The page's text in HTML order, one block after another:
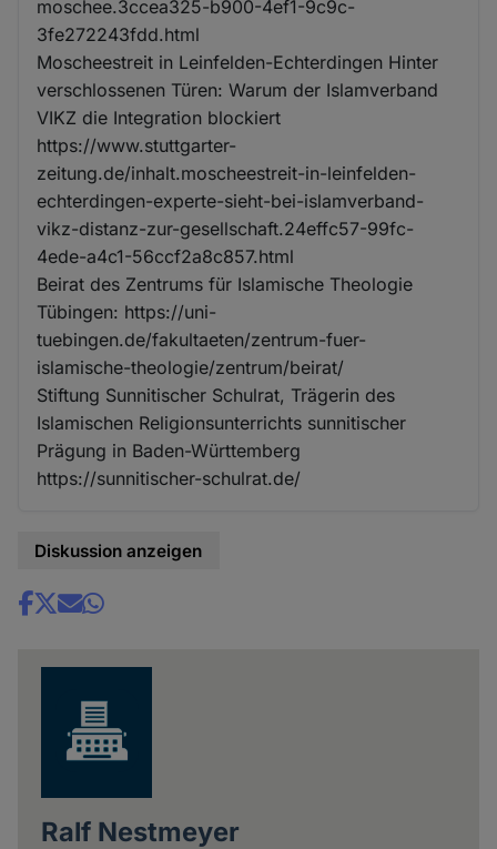
moschee.3ccea325-b900-4ef1-9c9c-
3fe272243fdd.html
Moscheestreit in Leinfelden-Echterdingen Hinter
verschlossenen Türen: Warum der Islamverband
VIKZ die Integration blockiert
https://www.stuttgarter-
zeitung.de/inhalt.moscheestreit-in-leinfelden-
echterdingen-experte-sieht-bei-islamverband-
vikz-distanz-zur-gesellschaft.24effc57-99fc-
4ede-a4c1-56ccf2a8c857.html
Beirat des Zentrums für Islamische Theologie
Tübingen: https://uni-
tuebingen.de/fakultaeten/zentrum-fuer-
islamische-theologie/zentrum/beirat/
Stiftung Sunnitischer Schulrat, Trägerin des
Islamischen Religionsunterrichts sunnitischer
Prägung in Baden-Württemberg
https://sunnitischer-schulrat.de/
Diskussion anzeigen
Share
Ralf Nestmeyer